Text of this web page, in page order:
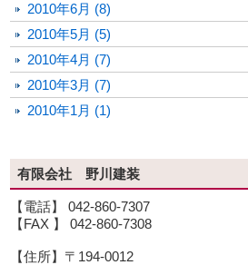
2010年6月 (8)
2010年5月 (5)
2010年4月 (7)
2010年3月 (7)
2010年1月 (1)
有限会社 野川建装
【電話】 042-860-7307
【FAX 】 042-860-7308
【住所】〒194-0012